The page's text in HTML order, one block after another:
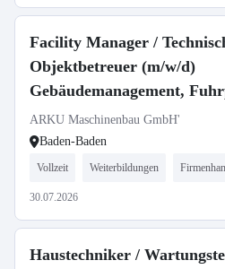
Facility Manager /
Objektbetreuer (m/w/d)
Gebäudemanagement,
und operative
ARKU Maschinenbau GmbH'
Baden-Baden
Vollzeit Weiterbildungen
30.07.2026
Haustechniker /